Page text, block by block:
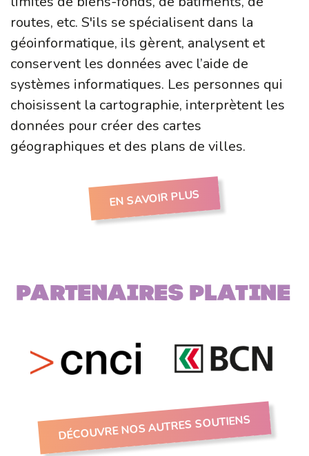
routes, etc. S'ils se spécialisent dans la
géoinformatique, ils gèrent, analysent et
conservent les données avec l’aide de
systèmes informatiques. Les personnes qui
choisissent la cartographie, interprètent les
données pour créer des cartes
géographiques et des plans de villes.
EN SAVOIR PLUS
Partenaires PLATINE
DÉCOUVRE NOS AUTRES SOUTIENS